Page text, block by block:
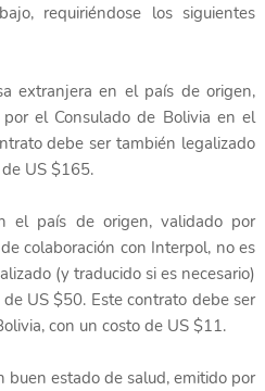
requiriéndose los siguientes
extranjera en el país de origen,
el Consulado de Bolivia en el
debe ser también legalizado
US $165.
el país de origen, validado por
colaboración con Interpol, no es
(y traducido si es necesario)
US $50. Este contrato debe ser
con un costo de US $11.
buen estado de salud, emitido por